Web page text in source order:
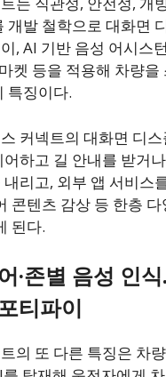
개발 철학으로 대화면
, AI 기반 음성 어시스
켓 등을 적용해 차량
특징이다.
커넥트의 대화면 디
하고 길 안내를 받거
리고, 외부 앱 서비스
콘텐츠 감상 등 한층
된다.
·존별 음성 인
티파이
의 또 다른 특징은 차